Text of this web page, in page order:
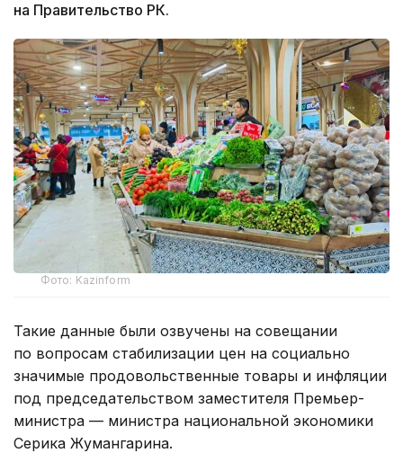
на Правительство РК.
Фото: Kazinform
Такие данные были озвучены на совещании
по вопросам стабилизации цен на социально
значимые продовольственные товары и инфляции
под председательством заместителя Премьер-
министра — министра национальной экономики
Серика Жумангарина.